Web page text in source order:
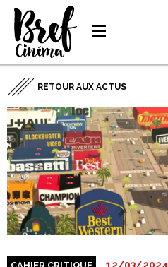
RETOUR AUX ACTUS